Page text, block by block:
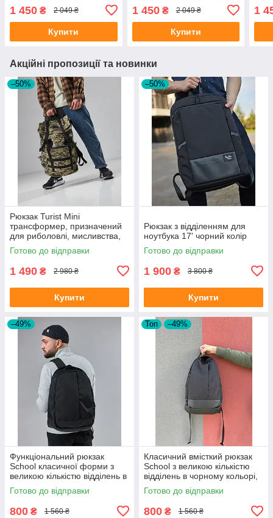
1 450 ₴ 2 049 ₴
Купити
1 450₴ 2 049 ₴
Купити
1
Акційні пропозиції та новинки
–50%
Рюкзак Turist Mini
трансформер, призначений
для риболовлі, мисливства,
туризму, на 30-50л, колір
піксель
Готово до відправки
1 490 ₴ 2 980 ₴
Купити
–50%
Рюкзак з відділенням для
ноутбука 17' чорний колір
Готово до відправки
1 900 ₴ 3 800 ₴
Купити
–49%
Функціональний рюкзак
School класичної форми з
великою кількістю відділень в
чорному кольорі, 30л
Готово до відправки
800 ₴ 1 560 ₴
Топ –49%
Класичний вмісткий рюкзак
School з великою кількістю
відділень в чорному кольорі,
30л
Готово до відправки
800 ₴ 1 560 ₴